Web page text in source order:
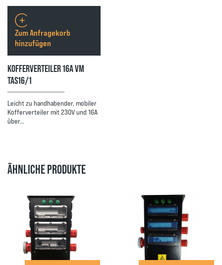
KOFFERVERTEILER 16A VM
TAS16/1
Leicht zu handhabender, mobiler
Kofferverteiler mit 230V und 16A
über…
Zum Anfragekorb
hinzufügen
ÄHNLICHE PRODUKTE